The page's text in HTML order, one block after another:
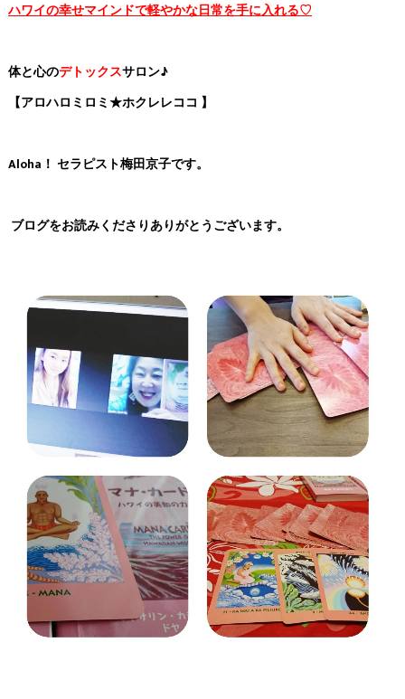
ハワイの幸せマインドで軽やかな日常を手に入れる♡
体と心のデトックスサロン♪
【アロハロミロミ★ホクレレココ 】
Aloha！ セラピスト梅田京子です。
ブログをお読みくださりありがとうございます。